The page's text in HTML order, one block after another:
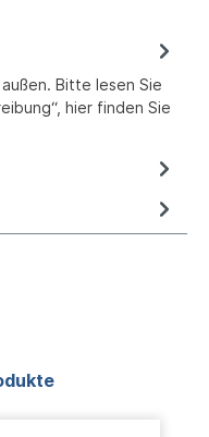
Bitte lesen Sie
hier finden Sie